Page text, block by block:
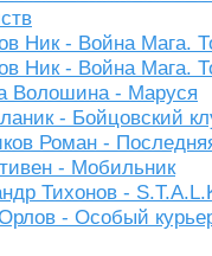
Ник - Война Мага.
Ник - Война Мага.
Волошина - Маруся
- Бойцовский
Роман -
- Мобильник
Тихонов -
- Особый